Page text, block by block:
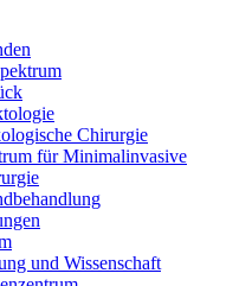
Chirurgie
für Minimalinvasive
und Wissenschaft